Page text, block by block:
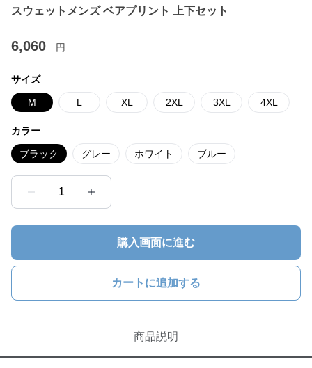
スウェットメンズ ベアプリント 上下セット
6,060 円
サイズ
M L XL 2XL 3XL 4XL
カラー
ブラック グレー ホワイト ブルー
1
購入画面に進む
カートに追加する
商品説明